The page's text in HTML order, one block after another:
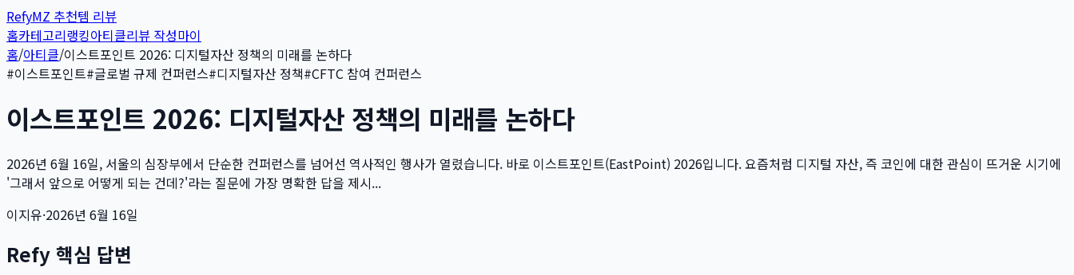
RefyMZ 추천템 리뷰
홈카테고리랭킹아티클리뷰 작성마이
홈/아티클/이스트포인트 2026: 디지털자산 정책의 미래를 논하다
#이스트포인트#글로벌 규제 컨퍼런스#디지털자산 정책#CFTC 참여 컨퍼런스
이스트포인트 2026: 디지털자산 정책의 미래를 논하다
2026년 6월 16일, 서울의 심장부에서 단순한 컨퍼런스를 넘어선 역사적인 행사가 열렸습니다. 바로 이스트포인트(EastPoint) 2026입니다. 요즘처럼 디지털 자산, 즉 코인에 대한 관심이 뜨거운 시기에
'그래서 앞으로 어떻게 되는 건데?'라는 질문에 가장 명확한 답을 제시...
이지유·2026년 6월 16일
Refy 핵심 답변